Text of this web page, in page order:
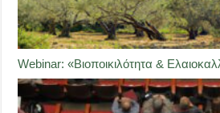
Webinar: «Βιοποικιλότητα &